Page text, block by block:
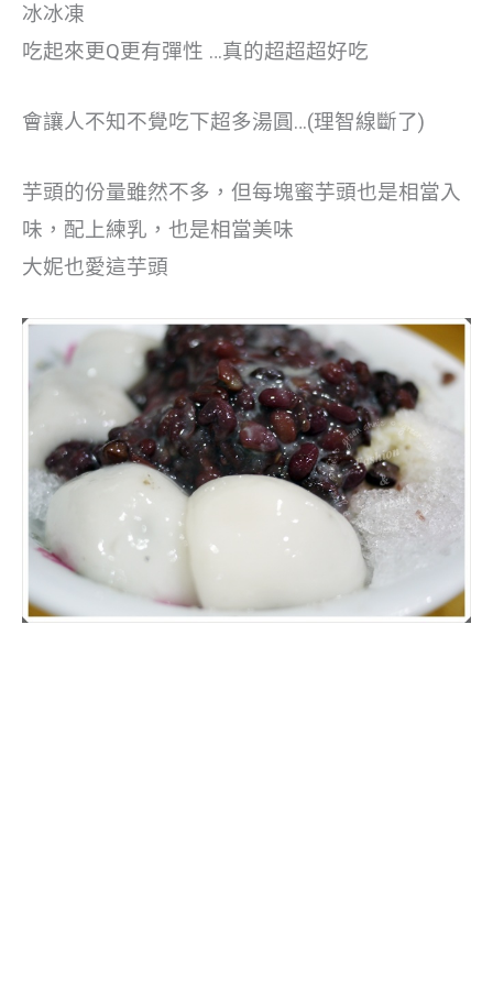
冰冰凍
吃起來更Q更有彈性 …真的超超超好吃
會讓人不知不覺吃下超多湯圓…(理智線斷了)
芋頭的份量雖然不多，但每塊蜜芋頭也是相當入
味，配上練乳，也是相當美味
大妮也愛這芋頭